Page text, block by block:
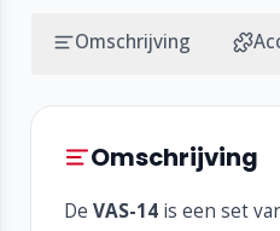
Omschrijving
Omschrijving
De VAS-14is een set